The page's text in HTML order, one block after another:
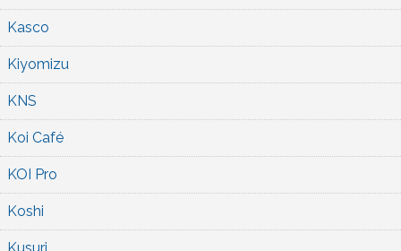
Kasco
Kiyomizu
KNS
Koi Café
KOI Pro
Koshi
Kusuri